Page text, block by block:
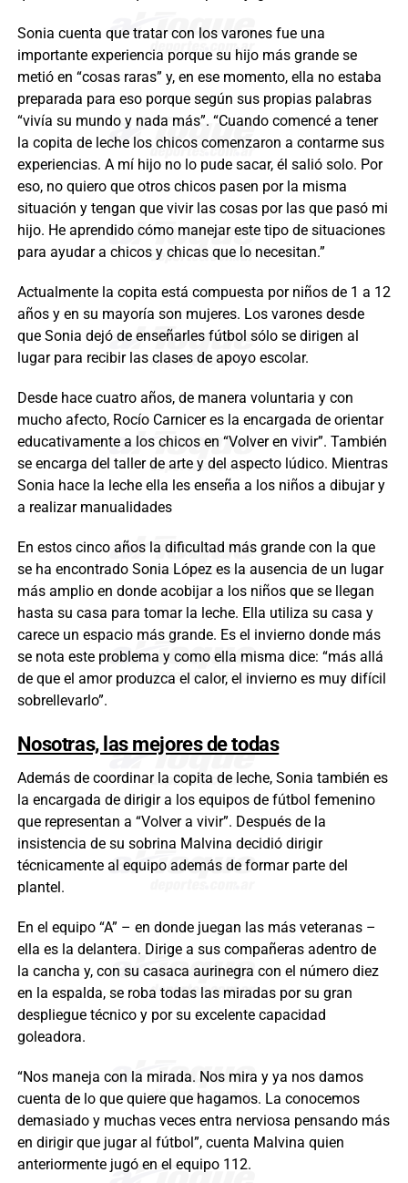
Sonia cuenta que tratar con los varones fue una
importante experiencia porque su hijo más grande se
metió en “cosas raras” y, en ese momento, ella no estaba
preparada para eso porque según sus propias palabras
“vivía su mundo y nada más”. “Cuando comencé a tener
la copita de leche los chicos comenzaron a contarme sus
experiencias. A mí hijo no lo pude sacar, él salió solo. Por
eso, no quiero que otros chicos pasen por la misma
situación y tengan que vivir las cosas por las que pasó mi
hijo. He aprendido cómo manejar este tipo de situaciones
para ayudar a chicos y chicas que lo necesitan.”
Actualmente la copita está compuesta por niños de 1 a 12
años y en su mayoría son mujeres. Los varones desde
que Sonia dejó de enseñarles fútbol sólo se dirigen al
lugar para recibir las clases de apoyo escolar.
Desde hace cuatro años, de manera voluntaria y con
mucho afecto, Rocío Carnicer es la encargada de orientar
educativamente a los chicos en “Volver en vivir”. También
se encarga del taller de arte y del aspecto lúdico. Mientras
Sonia hace la leche ella les enseña a los niños a dibujar y
a realizar manualidades
En estos cinco años la dificultad más grande con la que
se ha encontrado Sonia López es la ausencia de un lugar
más amplio en donde acobijar a los niños que se llegan
hasta su casa para tomar la leche. Ella utiliza su casa y
carece un espacio más grande. Es el invierno donde más
se nota este problema y como ella misma dice: “más allá
de que el amor produzca el calor, el invierno es muy difícil
sobrellevarlo”.
Nosotras, las mejores de todas
Además de coordinar la copita de leche, Sonia también es
la encargada de dirigir a los equipos de fútbol femenino
que representan a “Volver a vivir”. Después de la
insistencia de su sobrina Malvina decidió dirigir
técnicamente al equipo además de formar parte del
plantel.
En el equipo “A” – en donde juegan las más veteranas –
ella es la delantera. Dirige a sus compañeras adentro de
la cancha y, con su casaca aurinegra con el número diez
en la espalda, se roba todas las miradas por su gran
despliegue técnico y por su excelente capacidad
goleadora.
“Nos maneja con la mirada. Nos mira y ya nos damos
cuenta de lo que quiere que hagamos. La conocemos
demasiado y muchas veces entra nerviosa pensando más
en dirigir que jugar al fútbol”, cuenta Malvina quien
anteriormente jugó en el equipo 112.